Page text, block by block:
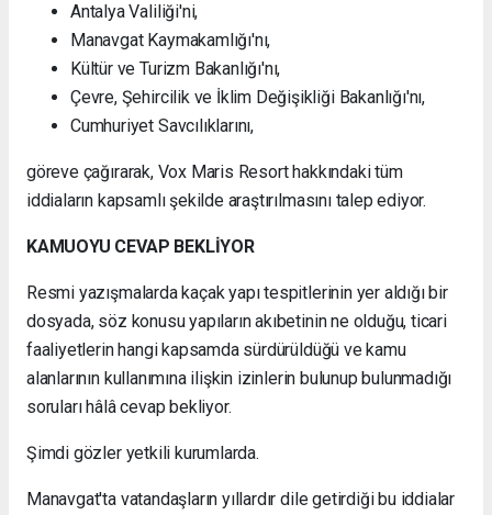
Antalya Valiliği'ni,
Manavgat Kaymakamlığı'nı,
Kültür ve Turizm Bakanlığı'nı,
Çevre, Şehircilik ve İklim Değişikliği Bakanlığı'nı,
Cumhuriyet Savcılıklarını,
göreve çağırarak, Vox Maris Resort hakkındaki tüm
iddiaların kapsamlı şekilde araştırılmasını talep ediyor.
KAMUOYU CEVAP BEKLİYOR
Resmi yazışmalarda kaçak yapı tespitlerinin yer aldığı bir
dosyada, söz konusu yapıların akıbetinin ne olduğu, ticari
faaliyetlerin hangi kapsamda sürdürüldüğü ve kamu
alanlarının kullanımına ilişkin izinlerin bulunup bulunmadığı
soruları hâlâ cevap bekliyor.
Şimdi gözler yetkili kurumlarda.
Manavgat'ta vatandaşların yıllardır dile getirdiği bu iddialar